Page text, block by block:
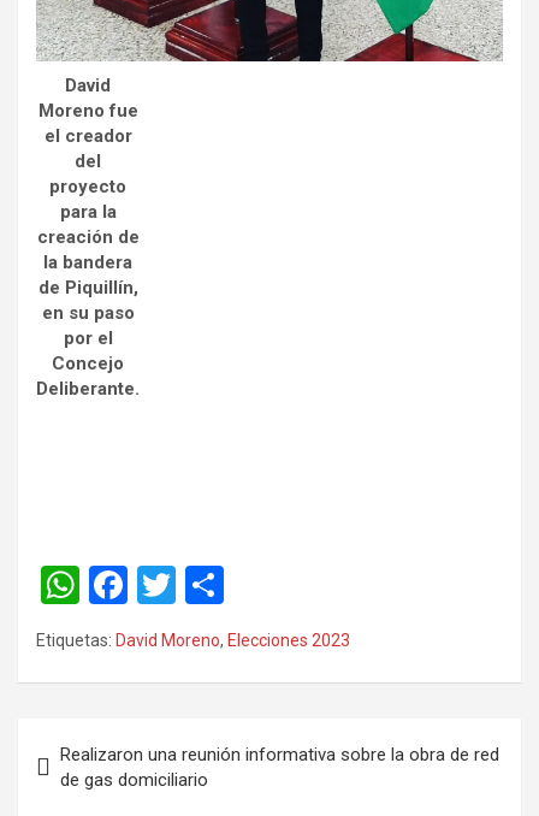
David
Moreno fue
el creador
del
proyecto
para la
creación de
la bandera
de Piquillín,
en su paso
por el
Concejo
Deliberante.
W
h
at
A
p
F
a
ce
o
o
T
tt
o
m
ar
Etiquetas: David Moreno, Elecciones 2023
Realizaron una reunión informativa sobre la obra de red
de gas domiciliario